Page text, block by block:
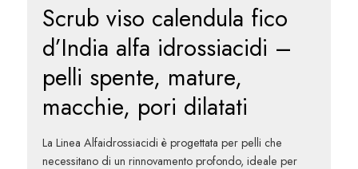
Scrub viso calendula fico
d’India alfa idrossiacidi –
pelli spente, mature,
macchie, pori dilatati
La LineaAlfaidrossiacidi è progettata per pelli che
necessitano di un rinnovamento profondo, ideale per